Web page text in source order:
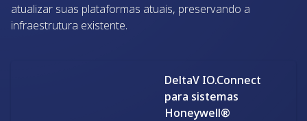
atualizar suas plataformas atuais, preservando a
infraestrutura existente.
DeltaV IO.Connect
para sistemas
Honeywell®